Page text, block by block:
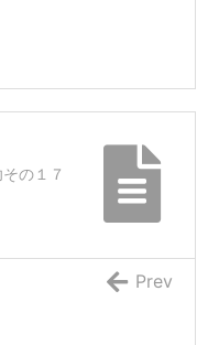
の１７
Prev